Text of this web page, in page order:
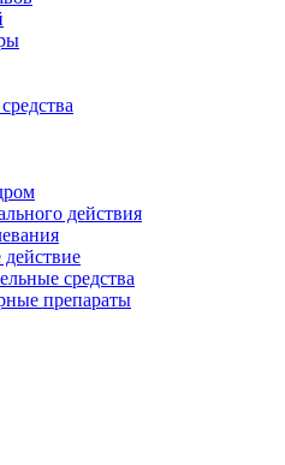
действия
средства
препараты